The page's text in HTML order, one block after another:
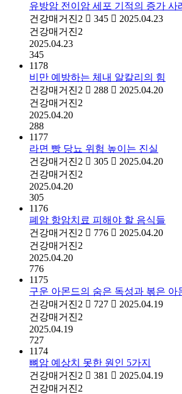
유방암 전이암 세포 기적의 증가 사
건강매거진2
345
2025.04.23
건강매거진2
2025.04.23
345
1178
비만 예방하는 체내 알칼리의 힘
건강매거진2
288
2025.04.20
건강매거진2
2025.04.20
288
1177
라면 빵 당뇨 위험 높이는 진실
건강매거진2
305
2025.04.20
건강매거진2
2025.04.20
305
1176
폐암 항암치료 피해야 할 음식들
건강매거진2
776
2025.04.20
건강매거진2
2025.04.20
776
1175
구운 아몬드의 숨은 독성과 볶은 아
건강매거진2
727
2025.04.19
건강매거진2
2025.04.19
727
1174
뼈암 예상치 못한 원인 5가지
건강매거진2
381
2025.04.19
건강매거진2